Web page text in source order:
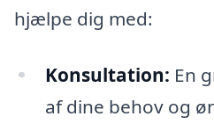
hjælpe dig med:
Konsultation: En
af dine behov og